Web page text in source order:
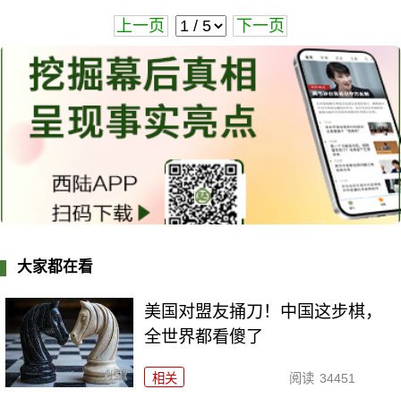
上一页 下一页
大家都在看
美国对盟友捅刀！中国这步棋，
全世界都看傻了
相关 阅读 34451